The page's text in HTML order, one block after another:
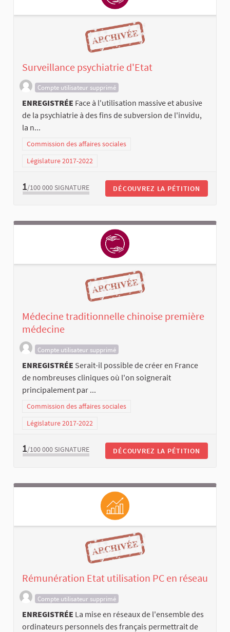
Surveillance psychiatrie d'Etat
Compte utilisateur supprimé
ENREGISTRÉE Face à l'utilisation massive et abusive
de la psychiatrie à des fins de subversion de l'invidu,
la n...
Commission des affaires sociales
Législature 2017-2022
1/100 000 SIGNATURE DÉCOUVREZ LA PÉTITION
Médecine traditionnelle chinoise première
médecine
Compte utilisateur supprimé
ENREGISTRÉE Serait-il possible de créer en France
de nombreuses cliniques où l'on soignerait
principalement par ...
Commission des affaires sociales
Législature 2017-2022
1/100 000 SIGNATURE DÉCOUVREZ LA PÉTITION
Rémunération Etat utilisation PC en réseau
Compte utilisateur supprimé
ENREGISTRÉE La mise en réseaux de l'ensemble des
ordinateurs personnels des français permettrait de